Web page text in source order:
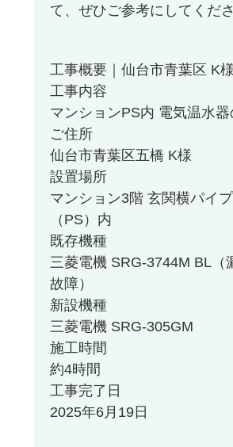
て、ぜひご参考にしてくださ
工事概要｜仙台市青葉区 K
工事内容
マンションPS内 電気温水
ご住所
仙台市青葉区五橋 K様
設置場所
マンション3階 玄関横パイ
（PS）内
既存機種
三菱電機 SRG-3744M BL（
故障）
新設機種
三菱電機 SRG-305GM
施工時間
約4時間
工事完了日
2025年6月19日